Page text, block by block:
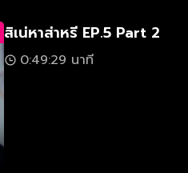
สิเน่หาส่าหรี EP.5 Part 2
0:49:29 นาที